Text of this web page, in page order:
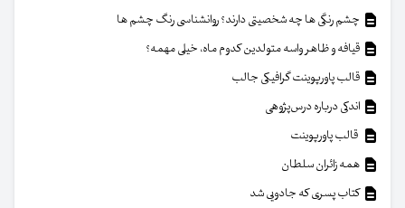
چشم رنگی ها چه شخصیتی دارند؟ روانشناسی رنگ چشم ها
قیافه و ظاهر واسه متولدین کدوم ماه، خیلی مهمه؟
قالب پاورپوینت گرافیکی جالب
اندکی درباره درس‌پژوهی
قالب پاورپوینت
همه زائران سلطان
کتاب پسری که جادویی شد